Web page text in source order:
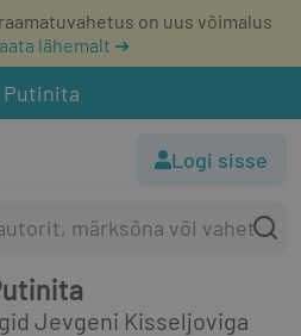
on uus võimalus
lähemalt ➔
Putinita
Logi sisse
Jevgeni Kisseljoviga